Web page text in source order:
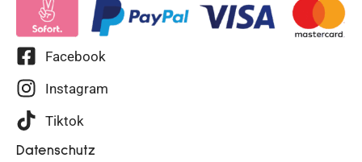
Facebook
Instagram
Tiktok
Datenschutz